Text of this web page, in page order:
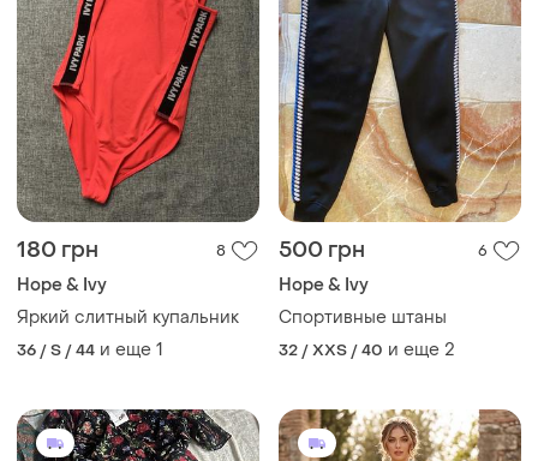
180 грн 8
Hope & Ivy
Яркий слитный купальник
36 / S / 44 и еще 1
500 грн 6
Hope & Ivy
Спортивные штаны
32 / XXS / 40 и еще 2